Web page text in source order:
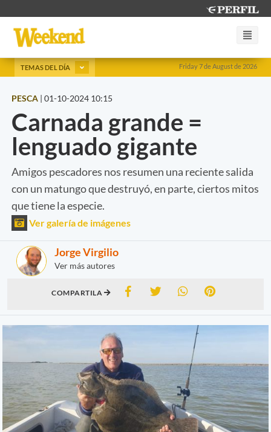
Friday 7 de August de 2026
TEMAS DEL DÍA
PESCA | 01-10-2024 10:15
Carnada grande =
lenguado gigante
Amigos pescadores nos resumen una reciente salida
con un matungo que destruyó, en parte, ciertos mitos
que tiene la especie.
Ver galería de imágenes
Jorge Virgilio
Ver más autores
COMPARTILA